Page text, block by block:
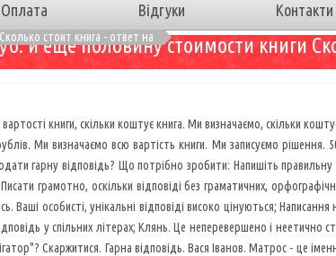
Оплата Відгуки Контакти
стоит книга - ответ на
и еще половину стоимости книги
книги, скільки коштує книга. Ми визначаємо, скільки
Ми визначаємо всю вартість книги. Ми записуємо рішення.
гарну відповідь? Що потрібно зробити: Напишіть правильну
грамотно, оскільки відповіді без граматичних,
Ваші особисті, унікальні відповіді високо цінуються;
у спільних літерах; Клянь. Це неперевершено і неетично
Скаржитися. Гарна відповідь. Вася Іванов. Матрос - це